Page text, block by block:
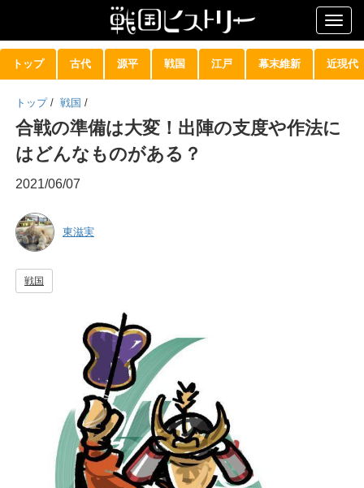
トップ 古代 源平 戦国 江戸 幕末維新 近現代
トップ / 戦国 /
合戦の準備は大変！出陣の支度や作法に
はどんなものがある？
2021/06/07
東滋実
戦国